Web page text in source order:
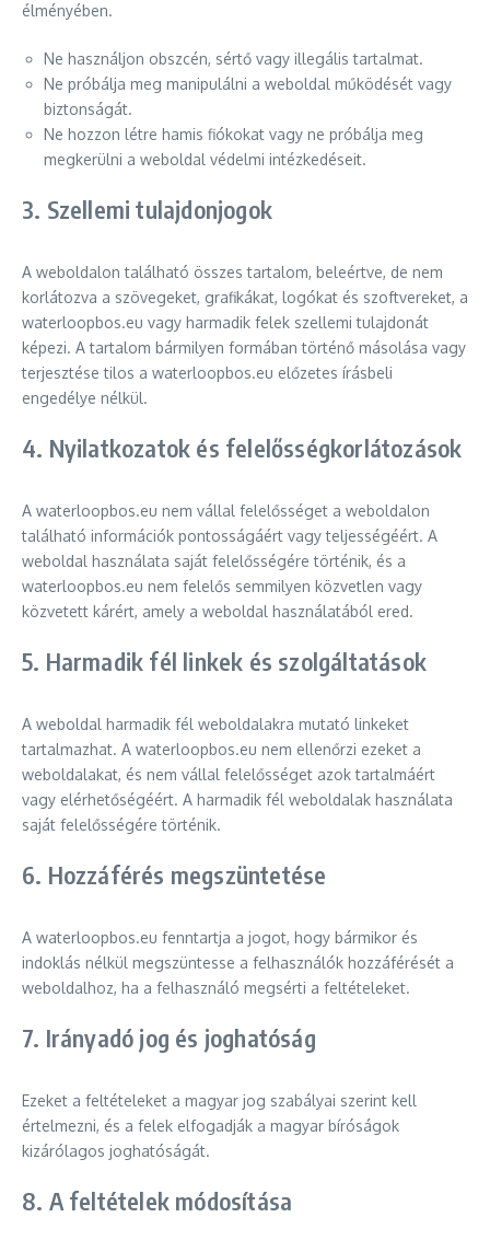
élményében.
Ne használjon obszcén, sértő vagy illegális tartalmat.
Ne próbálja meg manipulálni a weboldal működését vagy
biztonságát.
Ne hozzon létre hamis fiókokat vagy ne próbálja meg
megkerülni a weboldal védelmi intézkedéseit.
3. Szellemi tulajdonjogok
A weboldalon található összes tartalom, beleértve, de nem
korlátozva a szövegeket, grafikákat, logókat és szoftvereket, a
waterloopbos.eu vagy harmadik felek szellemi tulajdonát
képezi. A tartalom bármilyen formában történő másolása vagy
terjesztése tilos a waterloopbos.eu előzetes írásbeli
engedélye nélkül.
4. Nyilatkozatok és felelősségkorlátozások
A waterloopbos.eu nem vállal felelősséget a weboldalon
található információk pontosságáért vagy teljességéért. A
weboldal használata saját felelősségére történik, és a
waterloopbos.eu nem felelős semmilyen közvetlen vagy
közvetett kárért, amely a weboldal használatából ered.
5. Harmadik fél linkek és szolgáltatások
A weboldal harmadik fél weboldalakra mutató linkeket
tartalmazhat. A waterloopbos.eu nem ellenőrzi ezeket a
weboldalakat, és nem vállal felelősséget azok tartalmáért
vagy elérhetőségéért. A harmadik fél weboldalak használata
saját felelősségére történik.
6. Hozzáférés megszüntetése
A waterloopbos.eu fenntartja a jogot, hogy bármikor és
indoklás nélkül megszüntesse a felhasználók hozzáférését a
weboldalhoz, ha a felhasználó megsérti a feltételeket.
7. Irányadó jog és joghatóság
Ezeket a feltételeket a magyar jog szabályai szerint kell
értelmezni, és a felek elfogadják a magyar bíróságok
kizárólagos joghatóságát.
8. A feltételek módosítása